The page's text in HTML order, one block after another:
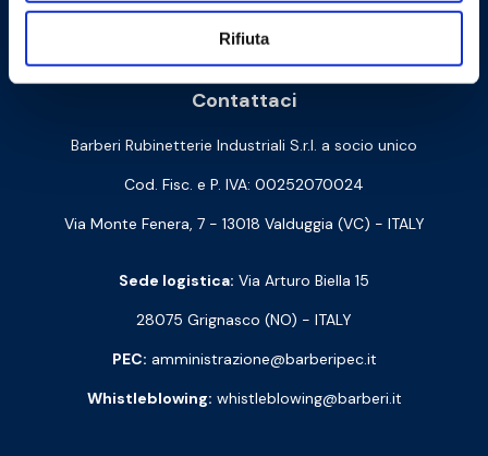
Rifiuta
Contattaci
Barberi Rubinetterie Industriali S.r.l. a socio unico
Cod. Fisc. e P. IVA: 00252070024
Via Monte Fenera, 7 - 13018 Valduggia (VC) - ITALY
Sede logistica: Via Arturo Biella 15
28075 Grignasco (NO) - ITALY
PEC: amministrazione@barberipec.it
Whistleblowing: whistleblowing@barberi.it